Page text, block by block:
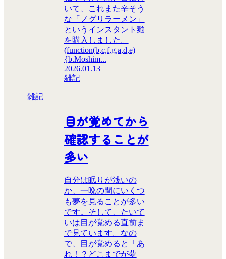
いて、これまた辛そう
な「ノグリラーメン」
というインスタント麺
を購入しました。
(function(b,c,f,g,a,d,e)
{b.Moshim...
2026.01.13
雑記
雑記
目が覚めてから
確認することが
多い
自分は眠りが浅いの
か、一晩の間にいくつ
も夢を見ることが多い
です。そして、たいて
いは目が覚める直前ま
で見ています。なの
で、目が覚めると「あ
れ！？どこまでが夢